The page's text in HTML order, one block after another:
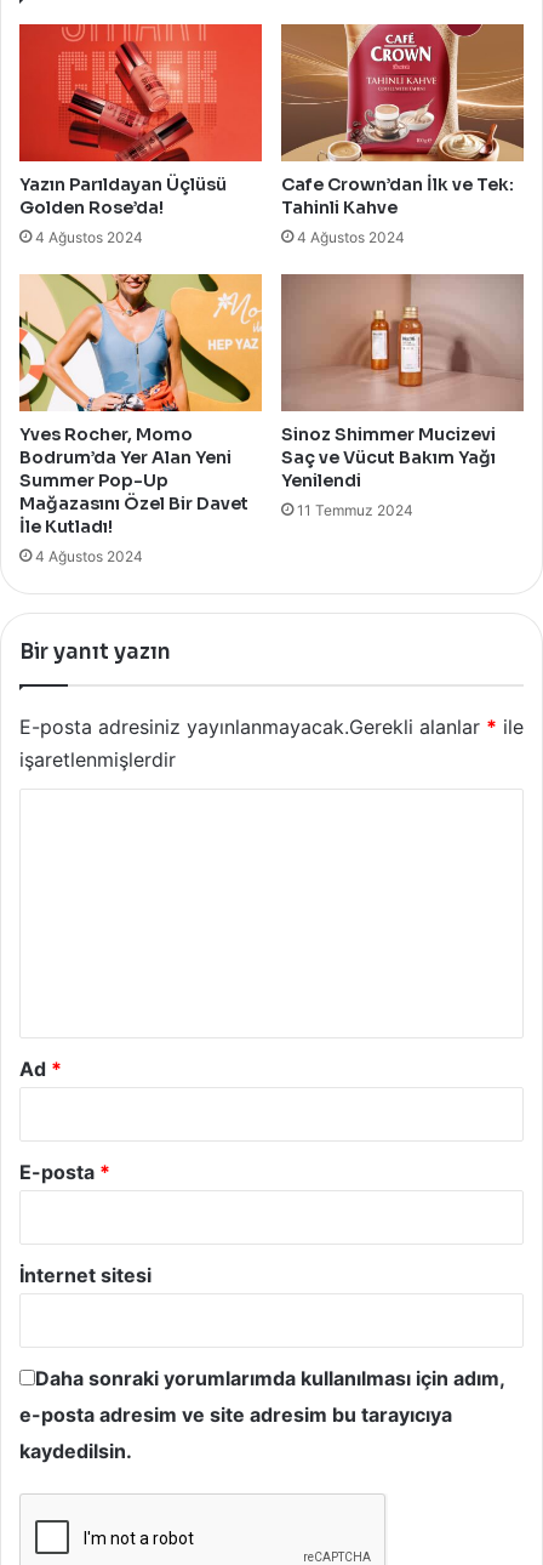
Yazın Parıldayan Üçlüsü
Golden Rose’da!
4 Ağustos 2024
Cafe Crown’dan İlk ve Tek:
Tahinli Kahve
4 Ağustos 2024
Yves Rocher, Momo
Bodrum’da Yer Alan Yeni
Summer Pop-Up
Mağazasını Özel Bir Davet
İle Kutladı!
4 Ağustos 2024
Sinoz Shimmer Mucizevi
Saç ve Vücut Bakım Yağı
Yenilendi
11 Temmuz 2024
Bir yanıt yazın
E-posta adresiniz yayınlanmayacak.Gerekli alanlar * ile
işaretlenmişlerdir
Ad *
E-posta *
İnternet sitesi
Daha sonraki yorumlarımda kullanılması için adım,
e-posta adresim ve site adresim bu tarayıcıya
kaydedilsin.